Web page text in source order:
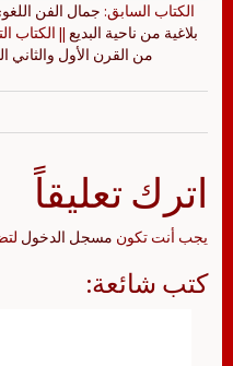
الكتاب السابق: جمال الفن
بلاغية من ناحية البديع || الكتاب
من القرن الأول والثاني
اترك تعليقاً
يجب أنت تكون مسجل الدخول
كتب شائعة: